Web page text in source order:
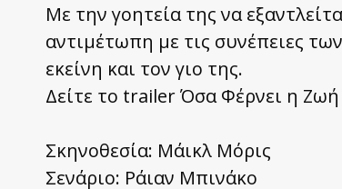
Με την γοητεία της να
αντιμέτωπη με τις συνέπειες
εκείνη και τον γιο της.
Δείτε το trailer Όσα Φέρνει η
Σκηνοθεσία: Μάικλ Μόρις
Σενάριο: Ράιαν Μπινάκο